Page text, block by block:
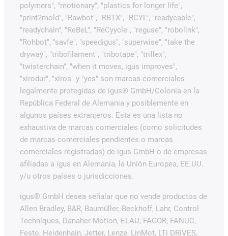
polymers", "motionary", "plastics for longer life",
"print2mold", "Rawbot", "RBTX", "RCYL", "readycable",
"readychain", "ReBeL", "ReCyycle", "reguse", "robolink",
"Rohbot", "savfe", "speedigus", "superwise", "take the
dryway", "tribofilament", "tribotape", "triflex",
"twisterchain", "when it moves, igus improves",
"xirodur", "xiros" y "yes" son marcas comerciales
legalmente protegidas de igus® GmbH/Colonia en la
República Federal de Alemania y posiblemente en
algunos países extranjeros. Esta es una lista no
exhaustiva de marcas comerciales (como solicitudes
de marcas comerciales pendientes o marcas
comerciales registradas) de igus GmbH o de empresas
afiliadas a igus en Alemania, la Unión Europea, EE.UU.
y/u otros países o jurisdicciones.
igus® GmbH desea señalar que no vende productos de
Allen Bradley, B&R, Baumüller, Beckhoff, Lahr, Control
Techniques, Danaher Motion, ELAU, FAGOR, FANUC,
Festo, Heidenhain, Jetter, Lenze, LinMot, LTi DRiVES,